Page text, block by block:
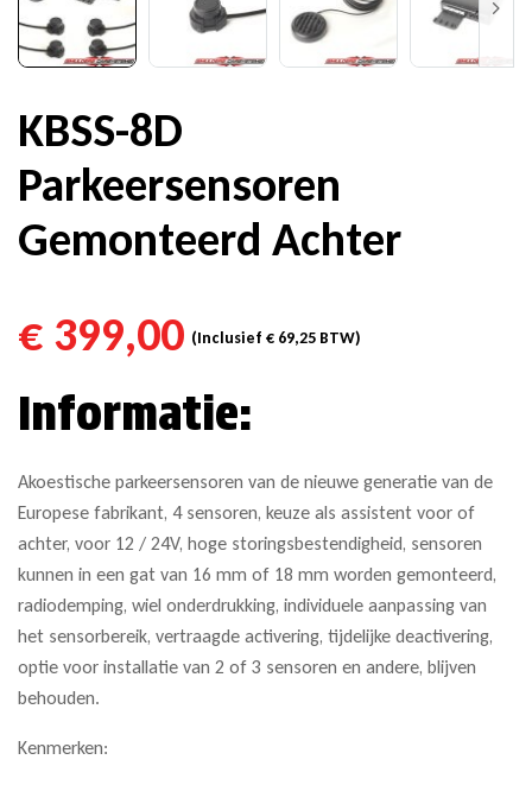
KBSS-8D
Parkeersensoren
Gemonteerd Achter
€ 399,00 (Inclusief € 69,25 BTW)
Informatie:
Akoestische parkeersensoren van de nieuwe generatie van de
Europese fabrikant, 4 sensoren, keuze als assistent voor of
achter, voor 12 / 24V, hoge storingsbestendigheid, sensoren
kunnen in een gat van 16 mm of 18 mm worden gemonteerd,
radiodemping, wiel onderdrukking, individuele aanpassing van
het sensorbereik, vertraagde activering, tijdelijke deactivering,
optie voor installatie van 2 of 3 sensoren en andere, blijven
behouden.
Kenmerken: